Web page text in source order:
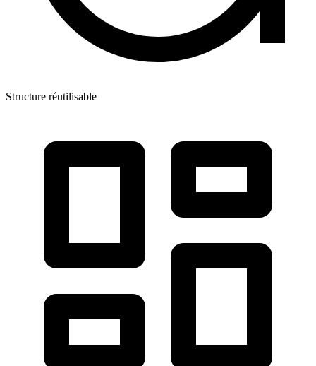
Structure réutilisable